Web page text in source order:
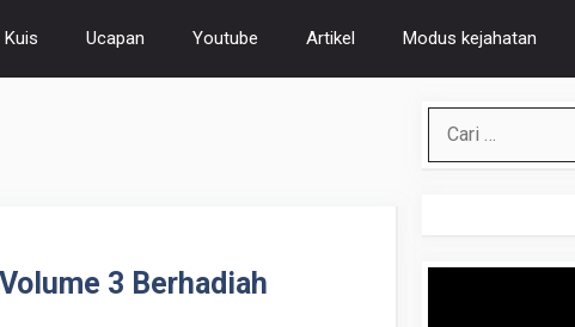
Kuis Ucapan Youtube Artikel Modus kejahatan
3 Berhadiah
untuk: